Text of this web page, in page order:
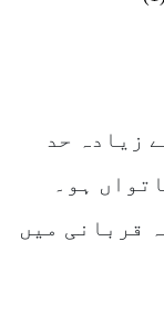
زیادہ حد
ہو۔
قربانی میں